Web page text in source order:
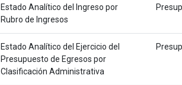
Estado Analítico del Ingreso por
Rubro de Ingresos
Estado Analítico del Ejercicio del
Presupuesto de Egresos por
Clasificación Administrativa